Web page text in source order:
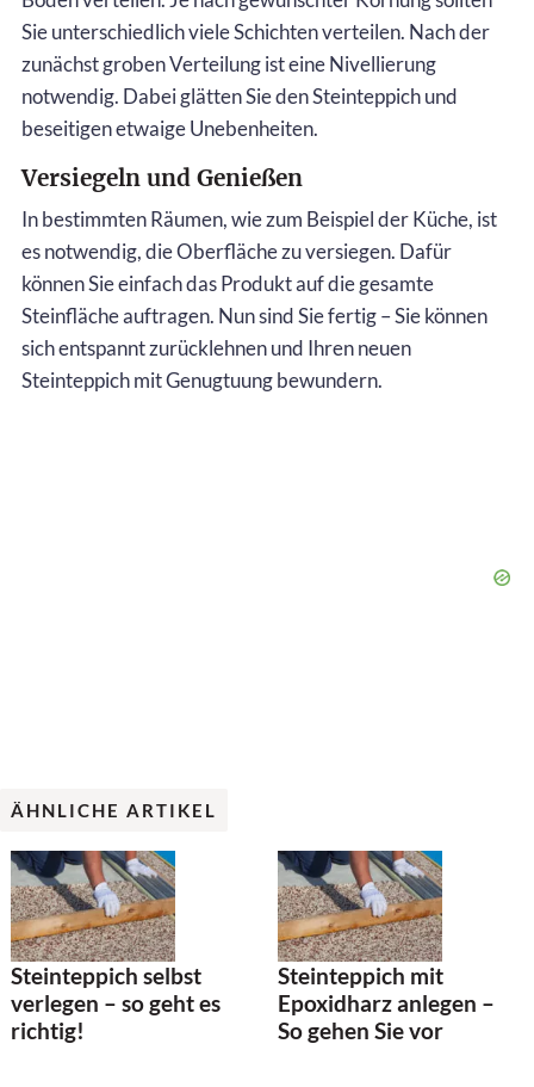
Sie unterschiedlich viele Schichten verteilen. Nach der
zunächst groben Verteilung ist eine Nivellierung
notwendig. Dabei glätten Sie den Steinteppich und
beseitigen etwaige Unebenheiten.
Versiegeln und Genießen
In bestimmten Räumen, wie zum Beispiel der Küche, ist
es notwendig, die Oberfläche zu versiegen. Dafür
können Sie einfach das Produkt auf die gesamte
Steinfläche auftragen. Nun sind Sie fertig – Sie können
sich entspannt zurücklehnen und Ihren neuen
Steinteppich mit Genugtuung bewundern.
ÄHNLICHE ARTIKEL
Steinteppich selbst
verlegen – so geht es
richtig!
Steinteppich mit
Epoxidharz anlegen –
So gehen Sie vor